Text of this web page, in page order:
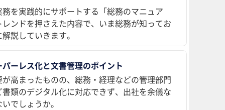
を実践的にサポートする「総務のマニュア
ンドを押さえた内容で、いま総務が知ってお
説していきます。
ーレス化と文書管理のポイント
高まったものの、総務・経理などの管理部門
類のデジタル化に対応できず、出社を余儀な
でしょうか。